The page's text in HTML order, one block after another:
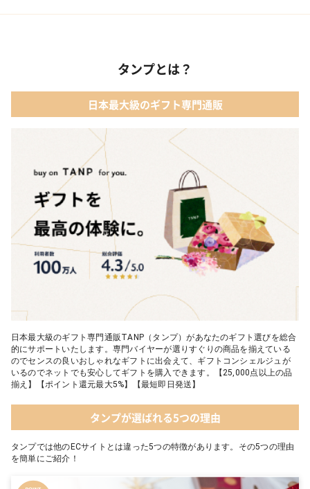
タンプとは？
日本最大級のギフト専門通販
日本最大級のギフト専門通販TANP（タンプ）があなたのギフト選びを総合
的にサポートいたします。専門バイヤーが選りすぐりの商品を揃えている
のでセンスの良いおしゃれなギフトに出会えて、ギフトコンシェルジュが
いるのでネットでも安心してギフトを購入できます。【25,000点以上の品
揃え】【ポイント還元最大5%】【最短即日発送】
タンプが選ばれる5つの理由
タンプでは他のECサイトとは違った5つの特徴があります。その5つの理由
を簡単にご紹介！